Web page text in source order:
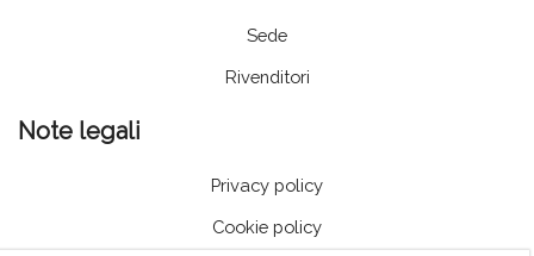
Sede
Rivenditori
Note legali
Privacy policy
Cookie policy